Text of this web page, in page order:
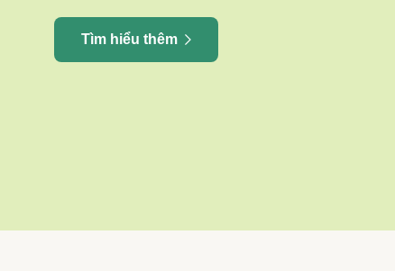
Tìm hiểu thêm